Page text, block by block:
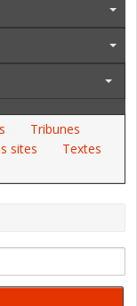
Tribunes
sites
Textes